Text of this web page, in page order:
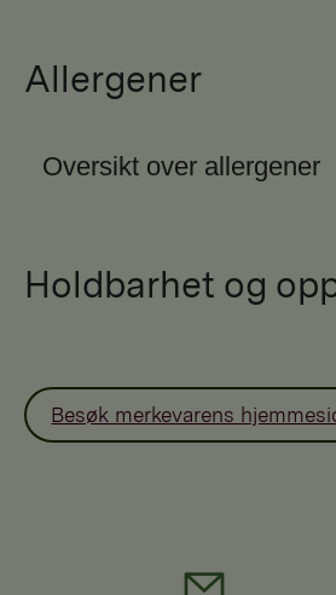
Allergener
Oversikt over allergener
Holdbarhet og
Besøk merkevarens